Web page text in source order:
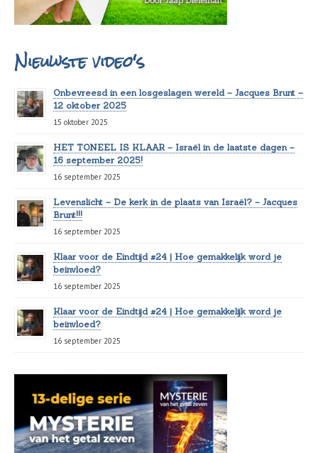
Nieuwste video's
Onbevreesd in een losgeslagen wereld – Jacques Brunt –
12 oktober 2025
15 oktober 2025
HET TONEEL IS KLAAR – Israël in de laatste dagen –
16 september 2025!
16 september 2025
Levenslicht – De kerk in de plaats van Israël? – Jacques
Brunt!!!
16 september 2025
Klaar voor de Eindtijd #24 | Hoe gemakkelijk word je
beïnvloed?
16 september 2025
Klaar voor de Eindtijd #24 | Hoe gemakkelijk word je
beïnvloed?
16 september 2025